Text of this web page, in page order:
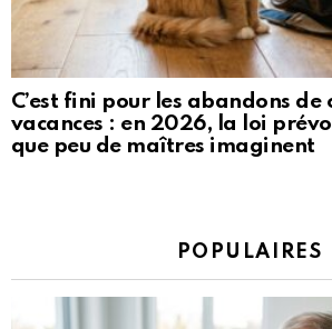
C’est fini pour les abandons de
vacances : en 2026, la loi
que peu de maîtres imaginent
POPULAIRES